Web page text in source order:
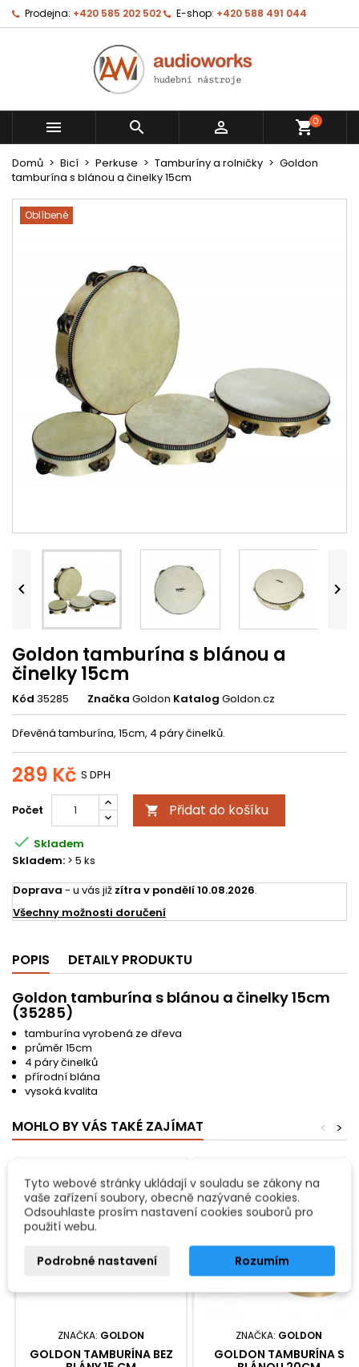
Prodejna: +420 585 202 502 E-shop: +420 588 491 044
   shopping_cart0
Domů Bicí Perkuse Tamburíny a rolničky
Goldon
tamburína s blánou a činelky 15cm
Oblíbené
 
Goldon tamburína s blánou a
činelky 15cm
Kód 35285 Značka Goldon Katalog Goldon.cz
Dřevěná tamburína, 15cm, 4 páry činelků.
289 Kč S DPH
Počet  Přidat do košíku
 Skladem
Skladem: > 5 ks
Doprava - u vás již zítra v pondělí 10.08.2026.
Všechny možnosti doručení
POPIS DETAILY PRODUKTU
Goldon tamburína s blánou a činelky 15cm
(35285)
tamburína vyrobená ze dřeva
průměr 15cm
4 páry činelků
přírodní blána
vysoká kvalita
MOHLO BY VÁS TAKÉ ZAJÍMAT >
<
ZNAČKA: GOLDON
GOLDON TAMBURÍNA BEZ
ZNAČKA: GOLDON
GOLDON TAMBURÍNA S
Tyto webové stránky ukládají v souladu se zákony na
vaše zařízení soubory, obecně nazývané cookies.
Odsouhlaste prosím nastavení cookies souborů pro
použití webu.
Podrobné nastavení Rozumím